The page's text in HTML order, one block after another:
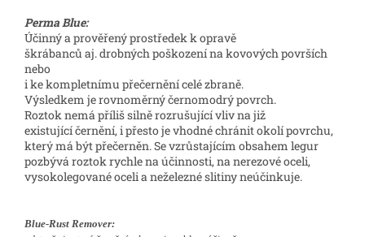
Perma Blue:
Účinný a prověřený prostředek k opravě
škrábanců aj. drobných poškození na kovových površích
nebo
i ke kompletnímu přečernění celé zbraně.
Výsledkem je rovnoměrný černomodrý povrch.
Roztok nemá příliš silně rozrušující vliv na již
existující černění, i přesto je vhodné chránit okolí povrchu,
který má být přečerněn. Se vzrůstajícím obsahem legur
pozbývá roztok rychle na účinnosti, na nerezové oceli,
vysokolegované oceli a neželezné slitiny neúčinkuje.
Blue-Rust Remover: